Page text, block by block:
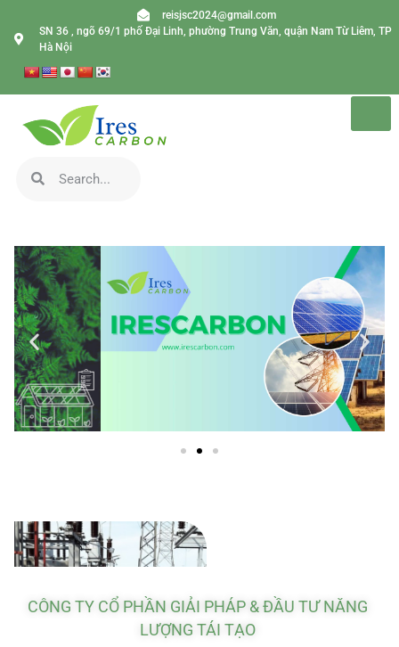
reisjsc2024@gmail.com
SN 36 , ngõ 69/1 phố Đại Linh, phường Trung Văn, quận Nam Từ Liêm, TP
Hà Nội
CÔNG TY CỔ PHẦN GIẢI PHÁP & ĐẦU TƯ NĂNG
LƯỢNG TÁI TẠO